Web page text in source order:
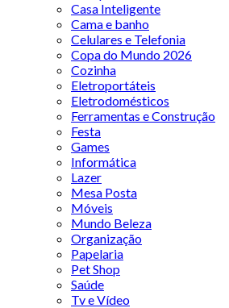
Casa Inteligente
Cama e banho
Celulares e Telefonia
Copa do Mundo 2026
Cozinha
Eletroportáteis
Eletrodomésticos
Ferramentas e Construção
Festa
Games
Informática
Lazer
Mesa Posta
Móveis
Mundo Beleza
Organização
Papelaria
Pet Shop
Saúde
Tv e Vídeo